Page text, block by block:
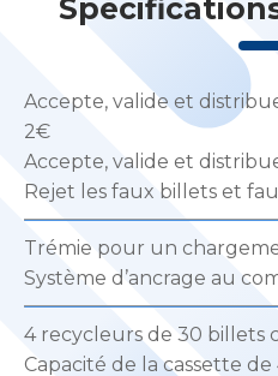
Accepte, valide et
2€
Accepte, valide et
Rejet les faux billets et
Trémie pour un
Système d’ancrage au
4 recycleurs de 30 billets
Capacité de la cassette